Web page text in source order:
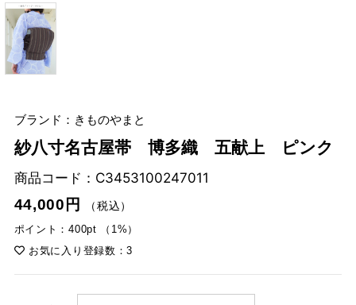
ブランド：きものやまと
紗八寸名古屋帯 博多織 五献上 ピンク
商品コード： C3453100247011
44,000円
（税込）
ポイント：400pt （1%）
お気に入り登録数：3